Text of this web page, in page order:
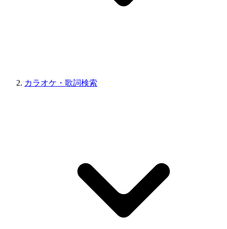
カラオケ・歌詞検索